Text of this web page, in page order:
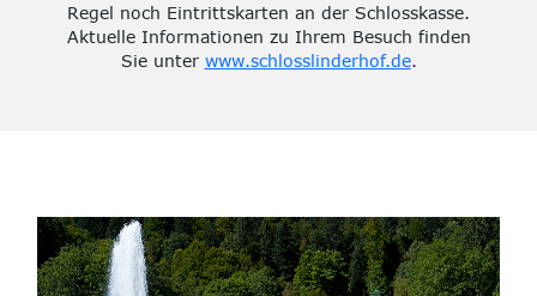
Regel noch Eintrittskarten an der Schlosskasse.
Aktuelle Informationen zu Ihrem Besuch finden
Sie unter www.schlosslinderhof.de.